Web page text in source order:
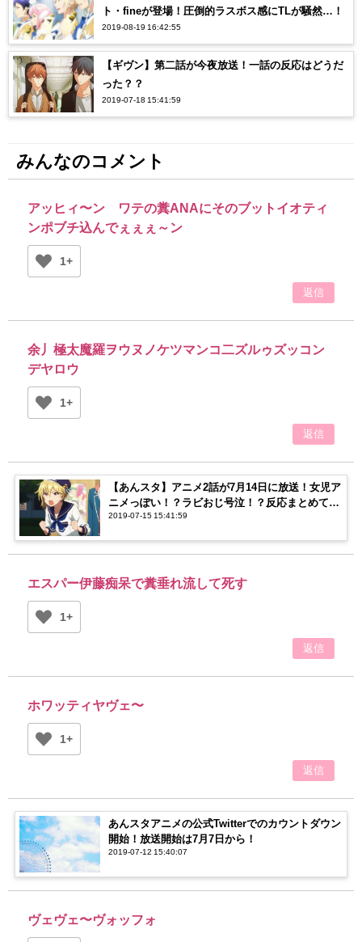
ト・fineが登場！圧倒的ラスボス感にTLが騒然…！
2019-08-19 16:42:55
【ギヴン】第二話が今夜放送！一話の反応はどうだ
った？？
2019-07-18 15:41:59
みんなのコメント
アッヒィ〜ン ワテの糞ANAにそのブットイオティ
ンポブチ込んでぇぇぇ～ン
1+
返信
余丿極太魔羅ヲウヌノケツマンコ二ズルゥズッコン
デヤロウ
1+
返信
【あんスタ】アニメ2話が7月14日に放送！女児ア
ニメっぽい！？ラビおじ号泣！？反応まとめてみ
た！【ネタバレ注意】
2019-07-15 15:41:59
エスパー伊藤痴呆で糞垂れ流して死す
1+
返信
ホワッティヤヴェ〜
1+
返信
あんスタアニメの公式Twitterでのカウントダウン
開始！放送開始は7月7日から！
2019-07-12 15:40:07
ヴェヴェ〜ヴォッフォ